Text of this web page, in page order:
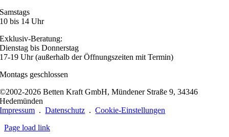
Samstags
10 bis 14 Uhr
Exklusiv-Beratung:
Dienstag bis Donnerstag
17-19 Uhr (außerhalb der Öffnungszeiten mit Termin)
Montags geschlossen
©2002-2026 Betten Kraft GmbH, Mündener Straße 9, 34346
Hedemünden
Impressum .Datenschutz .Cookie-Einstellungen
Page load link